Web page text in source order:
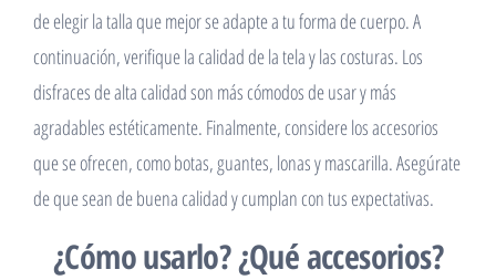
de elegir la talla que mejor se adapte a tu forma de cuerpo. A
continuación, verifique la calidad de la tela y las costuras. Los
disfraces de alta calidad son más cómodos de usar y más
agradables estéticamente. Finalmente, considere los accesorios
que se ofrecen, como botas, guantes, lonas y mascarilla. Asegúrate
de que sean de buena calidad y cumplan con tus expectativas.
¿Cómo usarlo? ¿Qué accesorios?